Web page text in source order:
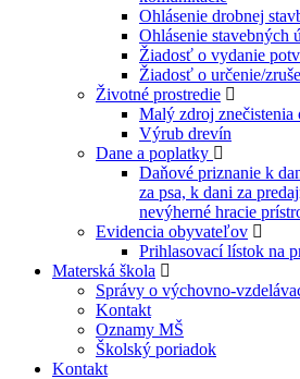
Ohlásenie drobnej
Ohlásenie stavebných
Žiadosť o vydanie
Žiadosť o určenie/
Životné prostredie
Malý zdroj znečistenia
Výrub drevín
Dane a poplatky
Daňové priznanie k
za psa, k dani za
nevýherné hracie
Evidencia obyvateľov
Prihlasovací lístok na
Materská škola
Správy o výchovno-
Kontakt
Oznamy MŠ
Školský poriadok
Kontakt